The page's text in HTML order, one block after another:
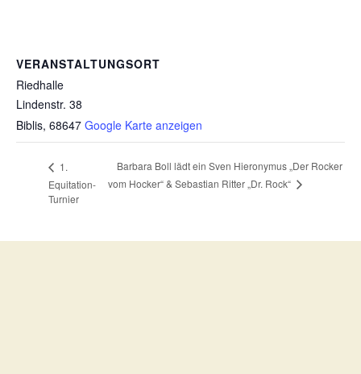
VERANSTALTUNGSORT
Riedhalle
Lindenstr. 38
Biblis, 68647 Google Karte anzeigen
1.
Equitation-
Turnier
Barbara Boll lädt ein Sven Hieronymus „Der Rocker
vom Hocker“ & Sebastian Ritter „Dr. Rock“